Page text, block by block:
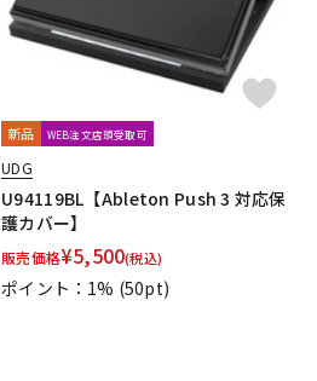
新品 WEB注文店頭受取可
UDG
U94119BL【Ableton Push 3 対応保
護カバー】
販売価格¥5,500(税込)
ポイント：1% (50pt)